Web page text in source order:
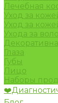
Лечебная
Уход за
Уход за
Ухода за
Глаза
Губы
Лицо
Наборы